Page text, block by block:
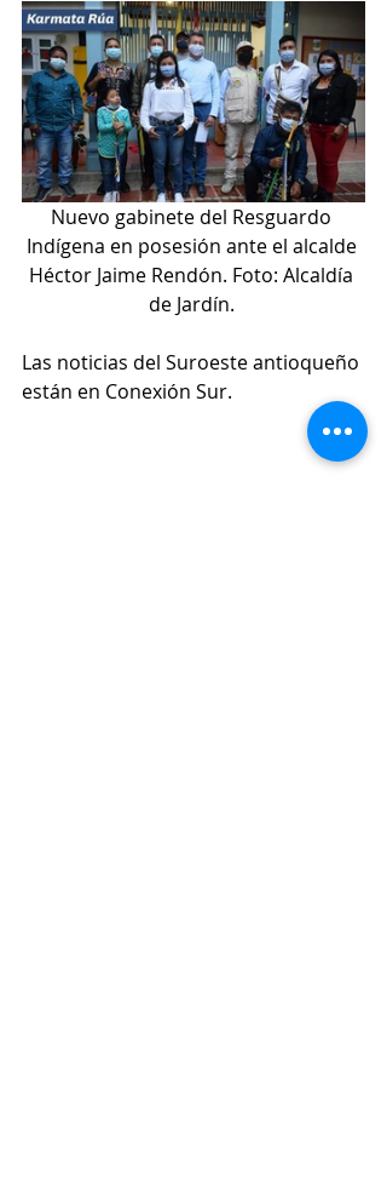
Nuevo gabinete del Resguardo
Indígena en posesión ante el alcalde
Héctor Jaime Rendón. Foto: Alcaldía
de Jardín.
Las noticias del Suroeste antioqueño
están en Conexión Sur.